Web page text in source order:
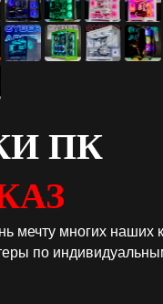
ПК
мечту многих наших
по